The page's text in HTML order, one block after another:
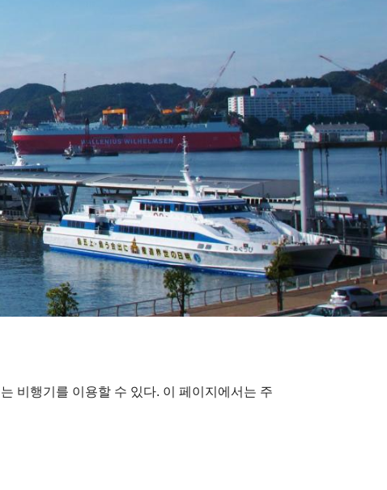
비행기를 이용할 수 있다. 이 페이지에서는 주